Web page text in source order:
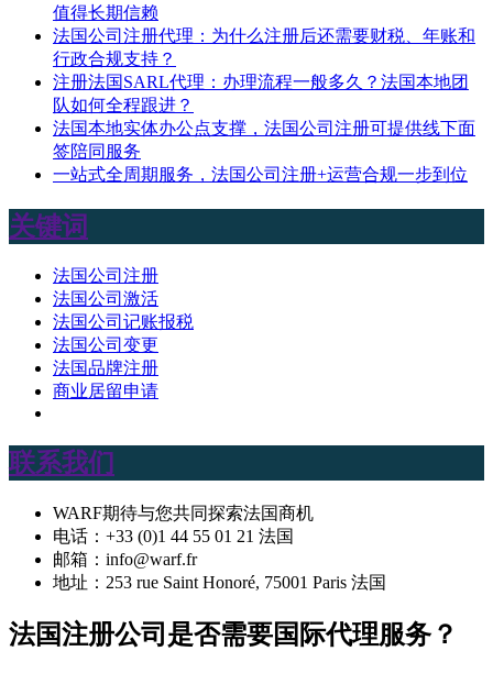
值得长期信赖
法国公司注册代理：为什么注册后还需要财税、年账和
行政合规支持？
注册法国SARL代理：办理流程一般多久？法国本地团
队如何全程跟进？
法国本地实体办公点支撑，法国公司注册可提供线下面
签陪同服务
一站式全周期服务，法国公司注册+运营合规一步到位
关键词
法国公司注册
法国公司激活
法国公司记账报税
法国公司变更
法国品牌注册
商业居留申请
联系我们
WARF期待与您共同探索法国商机
电话：+33 (0)1 44 55 01 21 法国
邮箱：info@warf.fr
地址：253 rue Saint Honoré, 75001 Paris 法国
法国注册公司是否需要国际代理服务？